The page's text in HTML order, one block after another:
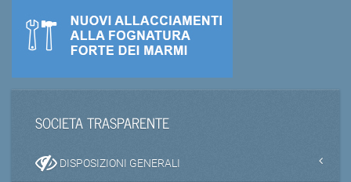
SOCIETA TRASPARENTE
DISPOSIZIONI GENERALI